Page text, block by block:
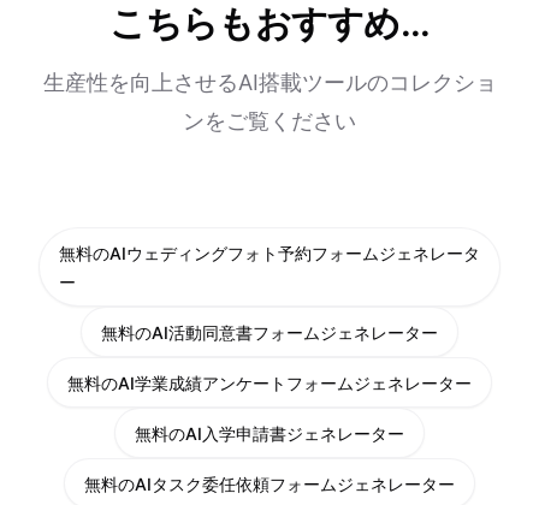
こちらもおすすめ...
生産性を向上させるAI搭載ツールのコレクショ
ンをご覧ください
無料のAIウェディングフォト予約フォームジェネレータ
ー
無料のAI活動同意書フォームジェネレーター
無料のAI学業成績アンケートフォームジェネレーター
無料のAI入学申請書ジェネレーター
無料のAIタスク委任依頼フォームジェネレーター